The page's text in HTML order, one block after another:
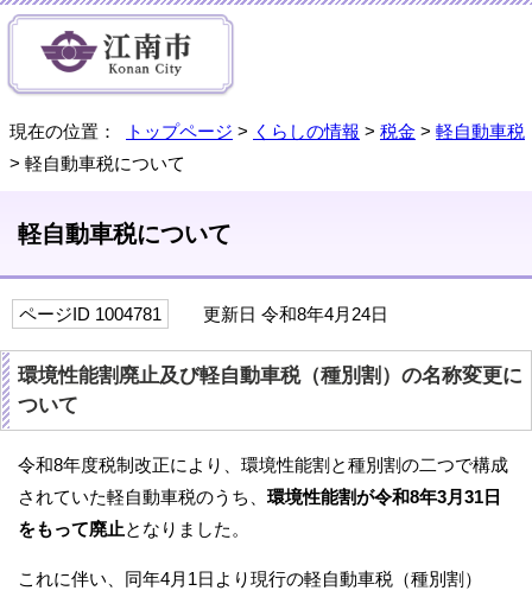
現在の位置： トップページ > くらしの情報 > 税金 > 軽自動車税
> 軽自動車税について
軽自動車税について
ページID 1004781 更新日 令和8年4月24日
環境性能割廃止及び軽自動車税（種別割）の名称変更に
ついて
令和8年度税制改正により、環境性能割と種別割の二つで構成
されていた軽自動車税のうち、 環境性能割が令和8年3月31日
をもって廃止となりました。
これに伴い、同年4月1日より現行の軽自動車税（種別割）